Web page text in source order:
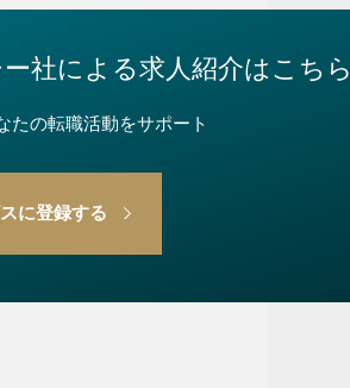
社による求人紹介はこちら
たの転職活動をサポート
に登録する